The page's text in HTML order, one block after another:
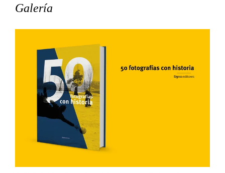
Galería